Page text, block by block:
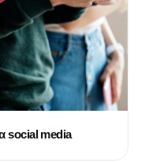
social media